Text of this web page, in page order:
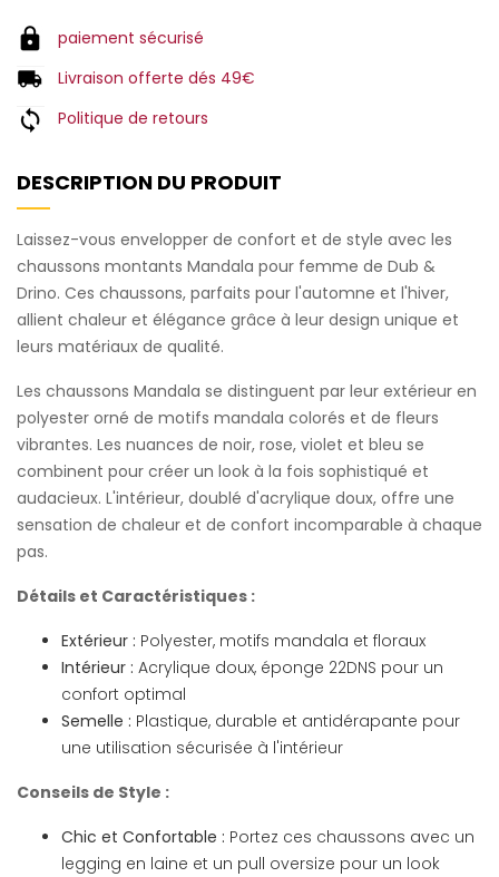
paiement sécurisé
Livraison offerte dés 49€
Politique de retours
DESCRIPTION DU PRODUIT
Laissez-vous envelopper de confort et de style avec les
chaussons montants Mandala pour femme de Dub &
Drino. Ces chaussons, parfaits pour l'automne et l'hiver,
allient chaleur et élégance grâce à leur design unique et
leurs matériaux de qualité.
Les chaussons Mandala se distinguent par leur extérieur en
polyester orné de motifs mandala colorés et de fleurs
vibrantes. Les nuances de noir, rose, violet et bleu se
combinent pour créer un look à la fois sophistiqué et
audacieux. L'intérieur, doublé d'acrylique doux, offre une
sensation de chaleur et de confort incomparable à chaque
pas.
Détails et Caractéristiques :
Extérieur : Polyester, motifs mandala et floraux
Intérieur : Acrylique doux, éponge 22DNS pour un
confort optimal
Semelle : Plastique, durable et antidérapante pour
une utilisation sécurisée à l'intérieur
Conseils de Style :
Chic et Confortable : Portez ces chaussons avec un
legging en laine et un pull oversize pour un look